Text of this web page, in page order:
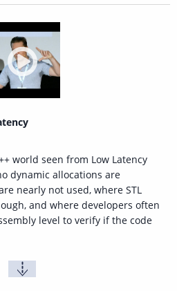
world seen from Low Latency
dynamic allocations are
nearly not used, where STL
and where developers often
level to verify if the code